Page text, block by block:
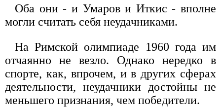
Оба они - и Умаров и Иткис - вполне
могли считать себя неудачниками.
На Римской олимпиаде 1960 года им
отчаянно не везло. Однако нередко в
спорте, как, впрочем, и в других сферах
деятельности, неудачники достойны не
меньшего признания, чем победители.